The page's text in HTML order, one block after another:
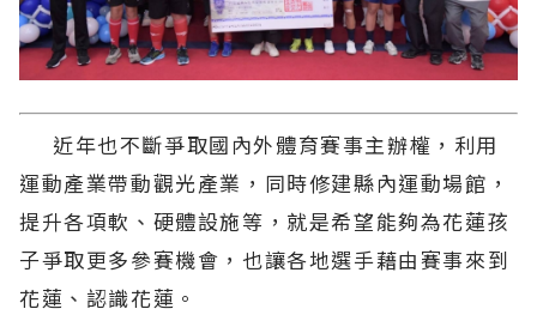
近年也不斷爭取國內外體育賽事主辦權，利用
運動產業帶動觀光產業，同時修建縣內運動場館，
提升各項軟、硬體設施等，就是希望能夠為花蓮孩
子爭取更多參賽機會，也讓各地選手藉由賽事來到
花蓮、認識花蓮。